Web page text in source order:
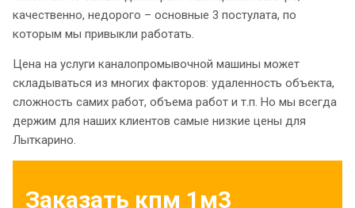
качественно, недорого – основные 3 постулата, по
которым мы привыкли работать.
Цена на услуги каналопромывочной машины может
складываться из многих факторов: удаленность объекта,
сложность самих работ, объема работ и т.п. Но мы всегда
держим для наших клиентов самые низкие цены для
Лыткарино.
Заказать кпм 1м3